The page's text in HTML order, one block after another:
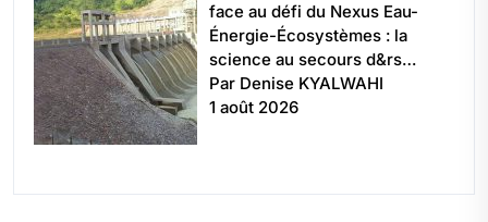
face au défi du Nexus Eau-
Énergie-Écosystèmes : la
science au secours d&rs…
Par Denise KYALWAHI
1 août 2026